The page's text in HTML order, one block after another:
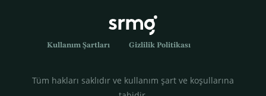
Kullanım Şartları Gizlilik Politikası
Tüm hakları saklıdır ve kullanım şart ve koşullarına